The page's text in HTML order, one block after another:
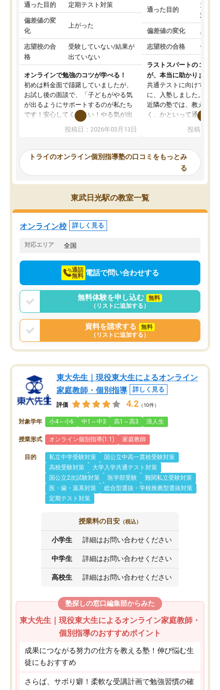
通った目的 定期テスト対策
偏差値の変
化
上がった
志望校の合
格
受験していない/結果が
出ていない
オンラインで勉強のコツが学べる！
初めは料金面で躊躇していましたが、
お試し後の面談で、「子どもがやる気
が出るようにサポートするのが私たち
です！安心してください！やる気が出
ないのは私たち講師の責任です」と言
ってくださり、確かに！と考えて、思
ったんですが、学生の先生から学ぶこ
み、徐々に成績が上がったらいいなと
思っていました。何が今足りないのか
を的確に指導いただき、子どももびっ
くりするほど楽しんでやる気を持って
塾を受けています。狙い通り、少しず
つ成績も上がり、苦手意識も無くなっ
てきたので、さらに苦手な数学も追加
でお願いしました。来年の高校受験に
投稿日：2026年03月13日
通った目的
大学
対策
偏差値の変化
志望校の合格 合格
ラストスパートの１か月
が、本当に助かりました
共通テストに向けての追
に、入塾しました。田舎
近隣の塾では、教えても
く、かといって通うには
可能なので本当に助か
らないところをピンポイ
頂いて、とてもわかり
していました。一生を
スト、多少お金がかかっ
思い切って入塾してよか
投稿日：
トライのオンライン個別指導塾の口コミをもっとみ
る
東武日光駅の教室一覧
オンライン校 詳しく見る
対応エリア 全国
通話
無料 電話で問い合わせする
無料体験を申し込む
無料
（リストに追加する）
資料を請求する
無料
（リストに追加する）
東大先生｜現役東大生によるオンライン
家庭教師・個別指導
詳しく見る
評価 4.2 （10件）
対象学年 小4～小6 中1～中3 高1～高3 浪人生
授業形式 オンライン個別指導(1:1) 家庭教師
目的 私立中学受験対策
国公立中高一貫校受験対策
高校受験対策
大学入学共通テスト対策
国公立2次試験対策
医学部受験
難関私立受験対策
医・歯・薬系対策
総合型選抜・学校推薦型選抜対策
定期テスト対策
授業料の目安 （税込）
小学生 詳細はお問い合わせください
中学生 詳細はお問い合わせください
高校生 詳細はお問い合わせください
塾探しの窓口編集部からみた
東大先生｜現役東大生によるオンライン家庭教師・
個別指導のおすすめポイント
成果につながる努力の仕方を教える塾！伸び悩む生
徒にもおすすめ
さらば、サボり癖！柔軟な受講計画で勉強習慣の確